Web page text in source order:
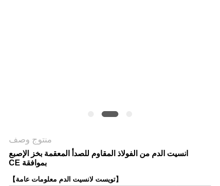
منتوج وصف
انسيت الدم من الفولاذ المقاوم للصدأ المعقمة بخز الإصبع
بموافقة CE
【تويست لانسيت الدم معلومات عامة】